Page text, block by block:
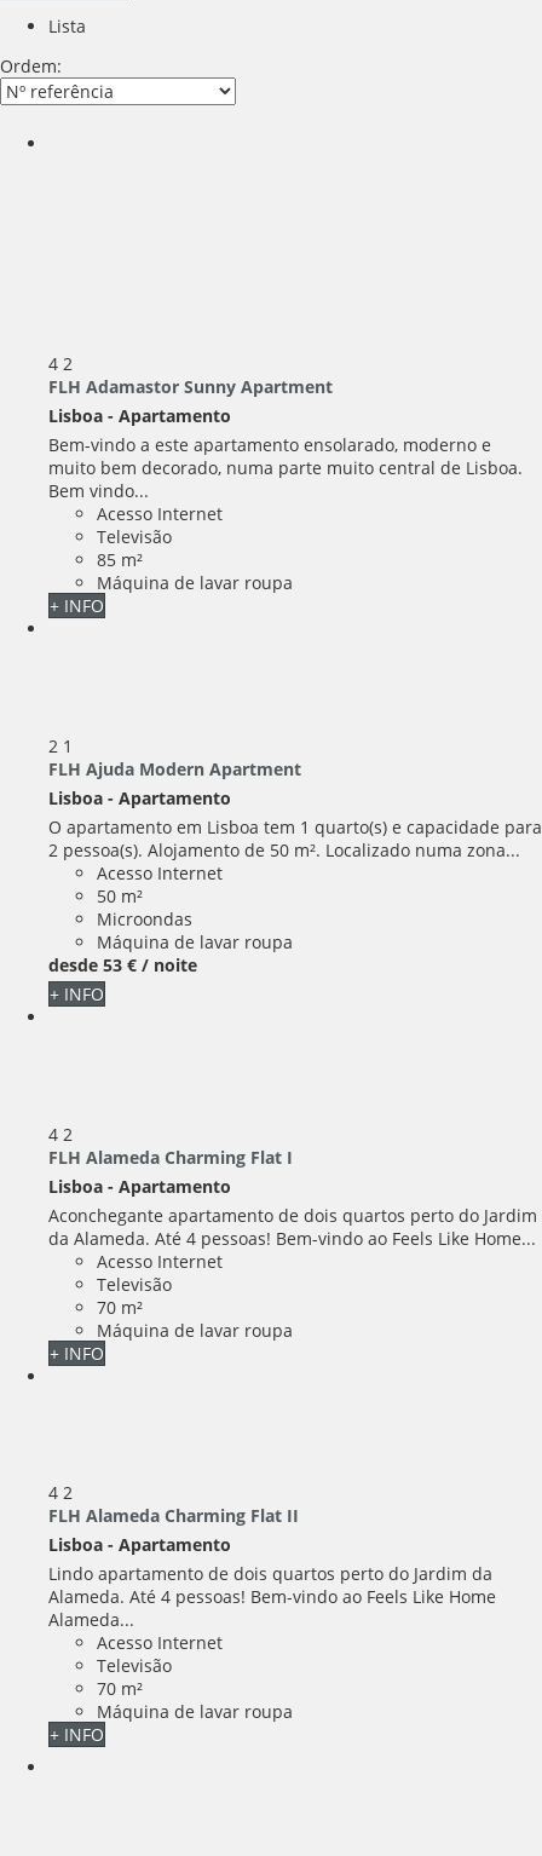
Lista
Ordem:
4 2
FLH Adamastor Sunny Apartment
Lisboa - Apartamento
Bem-vindo a este apartamento ensolarado, moderno e
muito bem decorado, numa parte muito central de Lisboa.
Bem vindo...
Acesso Internet
Televisão
85 m²
Máquina de lavar roupa
+ INFO
2 1
FLH Ajuda Modern Apartment
Lisboa - Apartamento
O apartamento em Lisboa tem 1 quarto(s) e capacidade para
2 pessoa(s). Alojamento de 50 m². Localizado numa zona...
Acesso Internet
50 m²
Microondas
Máquina de lavar roupa
desde 53 € / noite
+ INFO
4 2
FLH Alameda Charming Flat I
Lisboa - Apartamento
Aconchegante apartamento de dois quartos perto do Jardim
da Alameda. Até 4 pessoas! Bem-vindo ao Feels Like Home...
Acesso Internet
Televisão
70 m²
Máquina de lavar roupa
+ INFO
4 2
FLH Alameda Charming Flat II
Lisboa - Apartamento
Lindo apartamento de dois quartos perto do Jardim da
Alameda. Até 4 pessoas! Bem-vindo ao Feels Like Home
Alameda...
Acesso Internet
Televisão
70 m²
Máquina de lavar roupa
+ INFO